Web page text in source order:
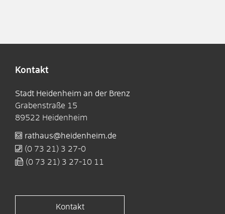
Kontakt
Stadt Heidenheim an der Brenz
Grabenstraße 15
89522 Heidenheim
rathaus@heidenheim.de
(0 73 21) 3 27-0
(0 73 21) 3 27-10 11
Kontakt